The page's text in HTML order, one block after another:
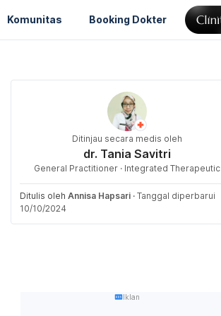
Komunitas Booking Dokter
Ditinjau secara medis oleh
dr. Tania Savitri
General Practitioner · Integrated Therapeutic
Ditulis oleh Annisa Hapsari · Tanggal diperbarui
10/10/2024
Iklan